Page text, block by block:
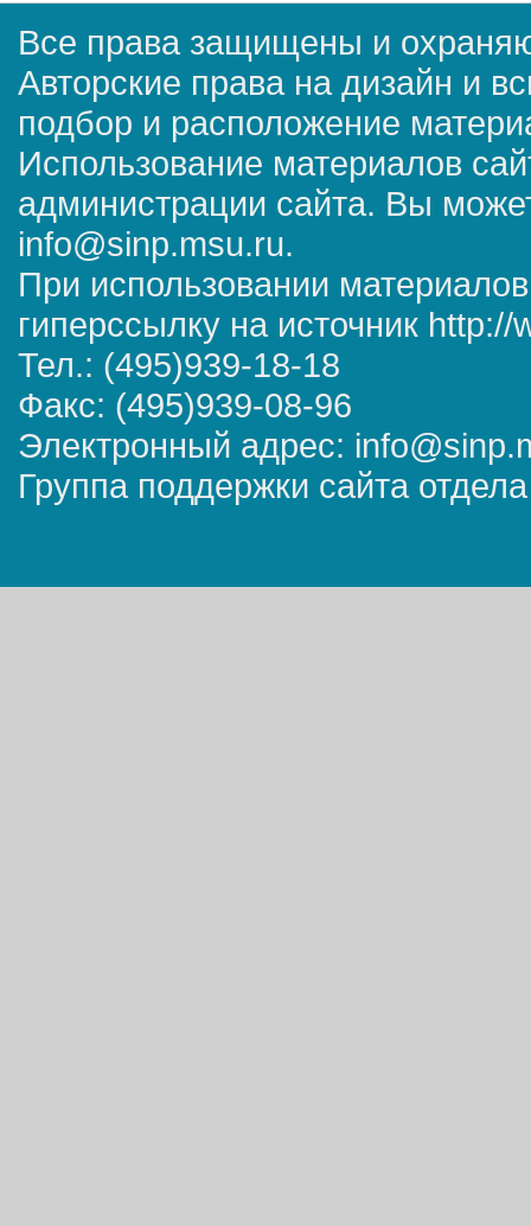
Все права защищены и
Авторские права на дизайн и
подбор и расположение
Использование материалов
администрации сайта. Вы
info@sinp.msu.ru.
При использовании
гиперссылку на источник
Тел.: (495)939-18-18
Факс: (495)939-08-96
Электронный адрес:
Группа поддержки сайта